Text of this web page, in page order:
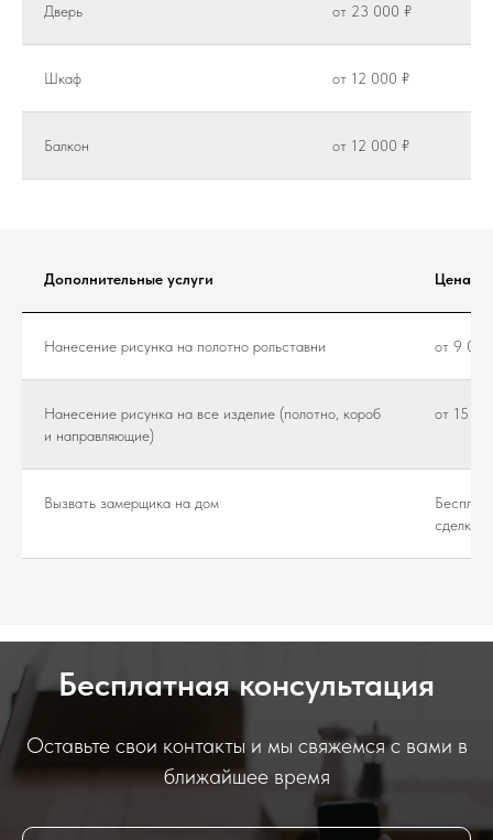
Дверь от 23 000 ₽
Шкаф от 12 000 ₽
Балкон от 12 000 ₽
Дополнительные услуги Цена
Нанесение рисунка на полотно рольставни от 9
Нанесение рисунка на все изделие (полотно, короб
и направляющие)
от 15
Вызвать замерщика на дом
сделки)
Бесплатная консультация
Оставьте свои контакты и мы свяжемся с вами в
ближайшее время